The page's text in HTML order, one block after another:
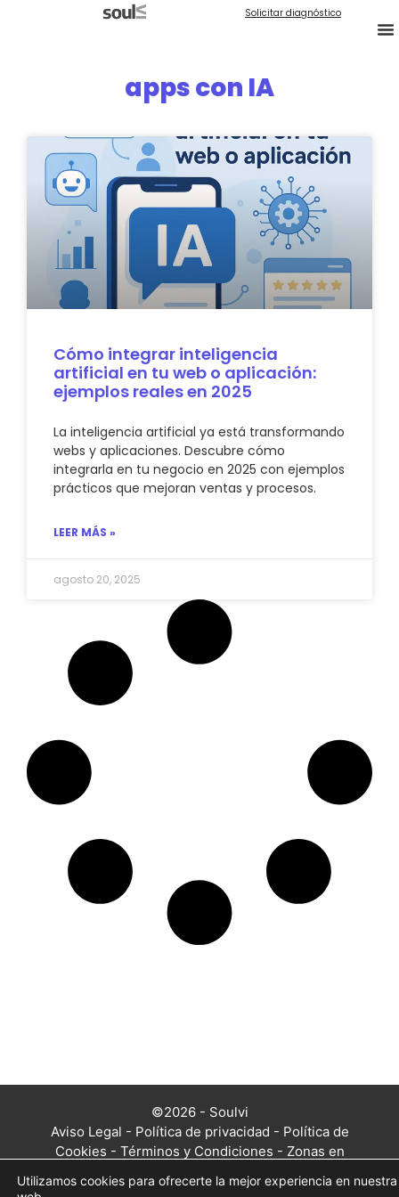
Solicitar diagnóstico
apps con IA
Cómo integrar inteligencia
artificial en tu web o aplicación:
ejemplos reales en 2025
La inteligencia artificial ya está transformando
webs y aplicaciones. Descubre cómo
integrarla en tu negocio en 2025 con ejemplos
prácticos que mejoran ventas y procesos.
LEER MÁS »
agosto 20, 2025
©2026 - Soulvi
Aviso Legal - Política de privacidad - Política de
Cookies - Términos y Condiciones - Zonas en
Utilizamos cookies para ofrecerte la mejor experiencia en nuestra